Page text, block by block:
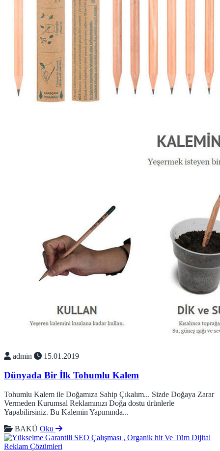
admin 15.01.2019
Dünyada Bir İlk Tohumlu Kalem
Tohumlu Kalem ile Doğamıza Sahip Çıkalım... Sizde Doğaya Zarar
Vermeden Kurumsal Reklamınızı Doğa dostu ürünlerle
Yapabilirsiniz. Bu Kalemin Yapımında...
BAKÜ Oku